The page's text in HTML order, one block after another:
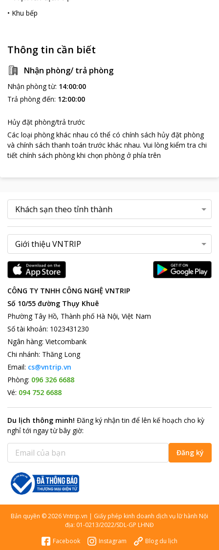
• Khu bếp
Thông tin cần biết
Nhận phòng/ trả phòng
Nhận phòng từ: 14:00:00
Trả phòng đến: 12:00:00
Hủy đặt phòng/trả trước
Các loại phòng khác nhau có thể có chính sách hủy đặt phòng
và chính sách thanh toán trước khác nhau. Vui lòng kiểm tra chi
tiết chính sách phòng khi chọn phòng ở phía trên
CÔNG TY TNHH CÔNG NGHỆ VNTRIP
Số 10/55 đường Thụy Khuê
Phường Tây Hồ, Thành phố Hà Nội, Việt Nam
Số tài khoản: 1023431230
Ngân hàng: Vietcombank
Chi nhánh: Thăng Long
Email: cs@vntrip.vn
Phòng: 096 326 6688
Vé: 094 752 6688
Du lịch thông minh! Đăng ký nhận tin để lên kế hoạch cho kỳ
nghỉ tới ngay từ bây giờ:
Đăng ký
Bản quyền ©2026Vntrip.vn | Giấy phép kinh doanh dịch vụ lữ hành Nội
địa: 01-0213/2022/SDL-GP LHNĐ
Facebook
Instagram Blog du lịch